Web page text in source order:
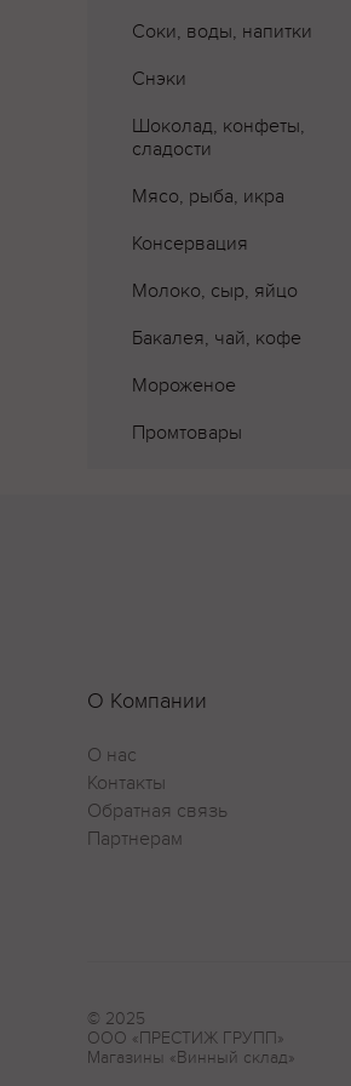
Соки, воды, напитки
Снэки
Шоколад, конфеты,
сладости
Мясо, рыба, икра
Консервация
Молоко, сыр, яйцо
Бакалея, чай, кофе
Мороженое
Промтовары
О Компании
О нас
Контакты
Обратная связь
Партнерам
© 2025
ООО «ПРЕСТИЖ ГРУПП»
Магазины «Винный склад»